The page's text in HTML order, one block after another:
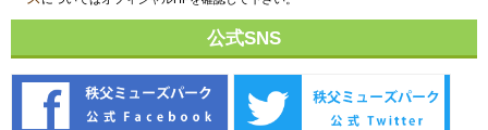
公式SNS